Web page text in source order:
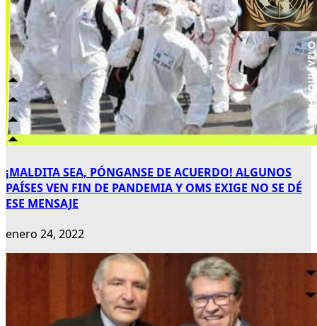
¡MALDITA SEA, PÓNGANSE DE ACUERDO! ALGUNOS
PAÍSES VEN FIN DE PANDEMIA Y OMS EXIGE NO SE DÉ
ESE MENSAJE
enero 24, 2022